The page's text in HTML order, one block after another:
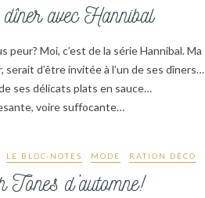
avec Hannibal
peur? Moi, c’est de la série Hannibal. Ma
serait d’être invitée à l’un de ses dîners…
de ses délicats plats en sauce…
voire suffocante…
LE BLOC-NOTES MODE RATION DÉCO
Tones d’automne!